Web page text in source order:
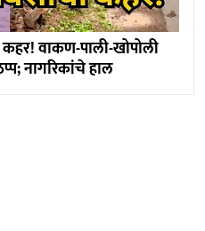
वाकण-पाली-खोपोली
नागरिकांचे हाल